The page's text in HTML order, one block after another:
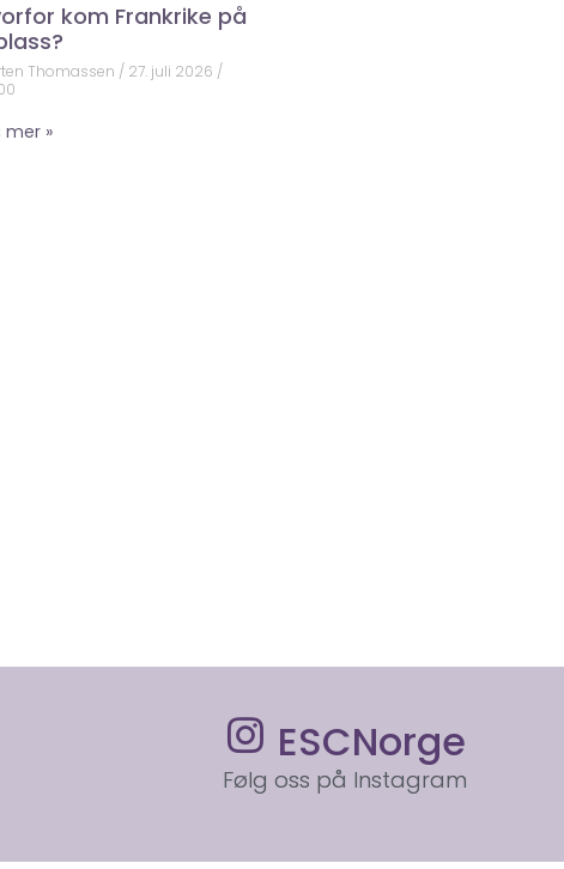
kom Frankrike på
Thomassen 27. juli 2026
mer »
ESCNorge
Følg oss på Instagram